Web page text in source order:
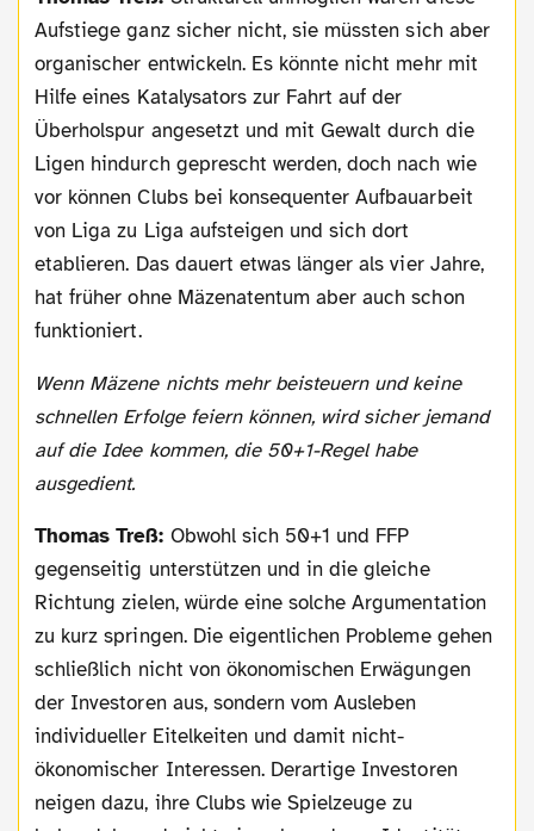
Aufstiege ganz sicher nicht, sie müssten sich aber
organischer entwickeln. Es könnte nicht mehr mit
Hilfe eines Katalysators zur Fahrt auf der
Überholspur angesetzt und mit Gewalt durch die
Ligen hindurch geprescht werden, doch nach wie
vor können Clubs bei konsequenter Aufbauarbeit
von Liga zu Liga aufsteigen und sich dort
etablieren. Das dauert etwas länger als vier Jahre,
hat früher ohne Mäzenatentum aber auch schon
funktioniert.
Wenn Mäzene nichts mehr beisteuern und keine
schnellen Erfolge feiern können, wird sicher jemand
auf die Idee kommen, die 50+1-Regel habe
ausgedient.
Thomas Treß: Obwohl sich 50+1 und FFP
gegenseitig unterstützen und in die gleiche
Richtung zielen, würde eine solche Argumentation
zu kurz springen. Die eigentlichen Probleme gehen
schließlich nicht von ökonomischen Erwägungen
der Investoren aus, sondern vom Ausleben
individueller Eitelkeiten und damit nicht-
ökonomischer Interessen. Derartige Investoren
neigen dazu, ihre Clubs wie Spielzeuge zu